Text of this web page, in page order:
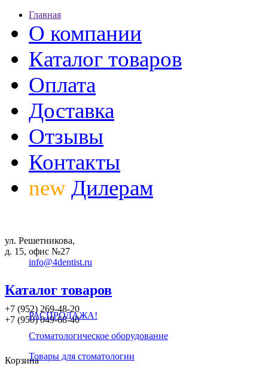
Главная
О компании
Каталог товаров
Оплата
Доставка
Отзывы
Контакты
new Дилерам
ул. Решетникова,
д. 15, офис №27
info@4dentist.ru
+7 (952) 269-48-20
‪+7 (950) 049-68-40
Корзина
Каталог товаров
РАСПРОДАЖА!
Стоматологическое оборудование
Товары для стоматологии